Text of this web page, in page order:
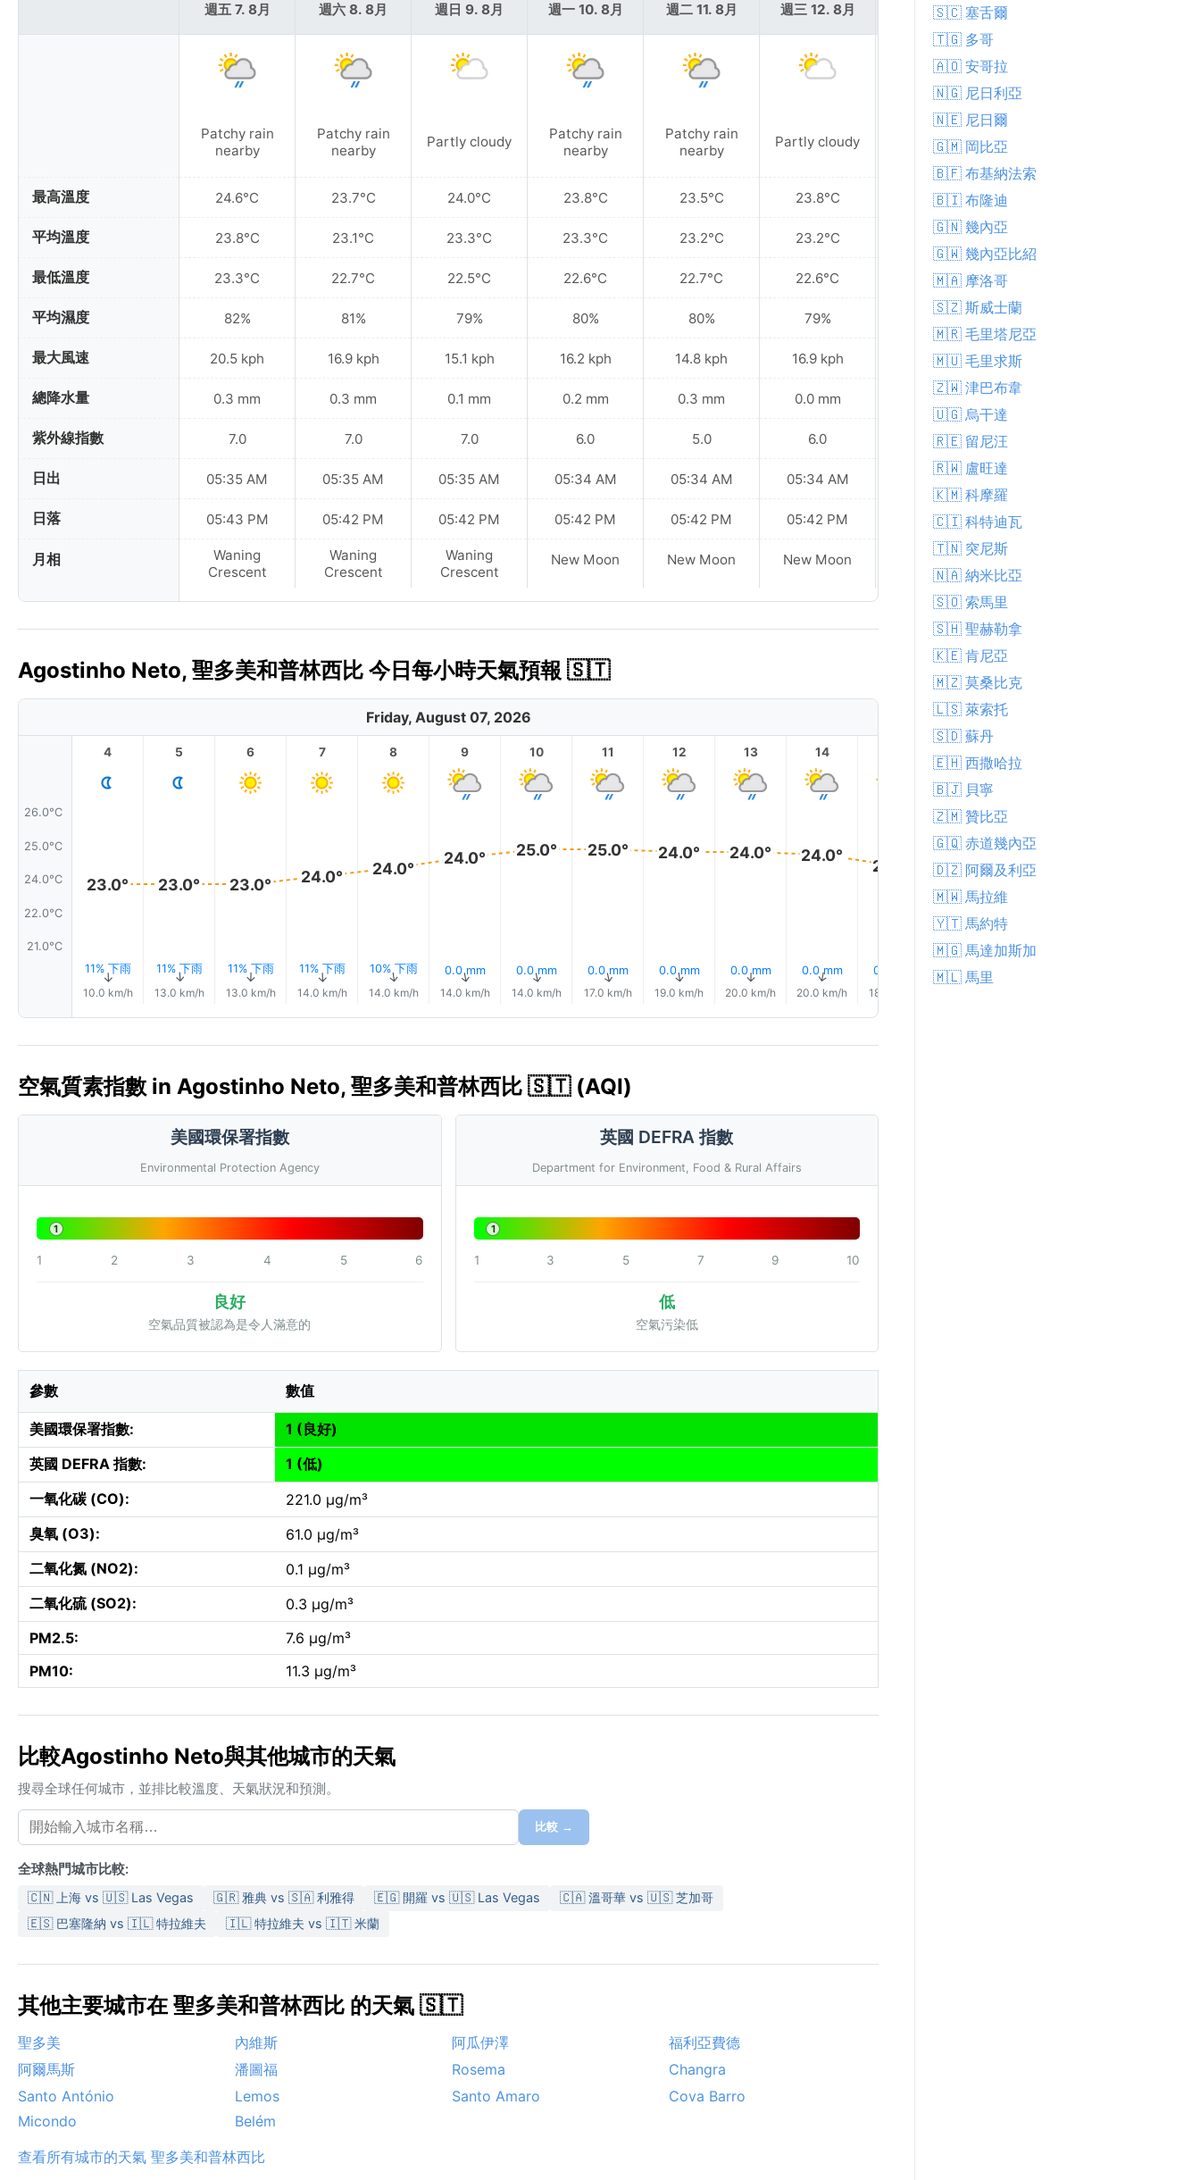
最高溫度
平均溫度
最低溫度
平均濕度
最大風速
總降水量
紫外線指數
日出
日落
月相
週五 7. 8月
Patchy rain
nearby
24.6°C
23.8°C
23.3°C
82%
20.5 kph
0.3 mm
7.0
05:35 AM
05:43 PM
Waning
Crescent
週六 8. 8月
Patchy rain
nearby
23.7°C
23.1°C
22.7°C
81%
16.9 kph
0.3 mm
7.0
05:35 AM
05:42 PM
Waning
Crescent
週日 9. 8月
Partly cloudy
24.0°C
23.3°C
22.5°C
79%
15.1 kph
0.1 mm
7.0
05:35 AM
05:42 PM
Waning
Crescent
週一 10. 8月
Patchy rain
nearby
23.8°C
23.3°C
22.6°C
80%
16.2 kph
0.2 mm
6.0
05:34 AM
05:42 PM
New Moon
週二 11. 8月
Patchy rain
nearby
23.5°C
23.2°C
22.7°C
80%
14.8 kph
0.3 mm
5.0
05:34 AM
05:42 PM
New Moon
週三 12. 8月
Partly cloudy
23.8°C
23.2°C
22.6°C
79%
16.9 kph
0.0 mm
6.0
05:34 AM
05:42 PM
New Moon
週四 13. 8月
Partly cloudy
23.8°C
23.2°C
22.6°C
77%
17.6 kph
0.1 mm
6.0
05:34 AM
05:42 PM
New Moon
Agostinho Neto, 聖多美和普林西比 今日每小時天氣預報 🇸🇹
Friday, August 07, 2026
26.0°C
25.0°C
24.0°C
22.0°C
21.0°C
4
23.0°
11% 下雨
↑
10.0 km/h
5
23.0°
11% 下雨
↑
13.0 km/h
6
23.0°
11% 下雨
↑
13.0 km/h
7
24.0°
11% 下雨
↑
14.0 km/h
8
24.0°
10% 下雨
↑
14.0 km/h
9
24.0°
0.0 mm
↑
14.0 km/h
10
25.0°
0.0 mm
↑
14.0 km/h
11
25.0°
0.0 mm
↑
17.0 km/h
12
24.0°
0.0 mm
↑
19.0 km/h
13
24.0°
0.0 mm
↑
20.0 km/h
14
24.0°
0.0 mm
↑
20.0 km/h
24.0°
0.0 mm
18.0 km/h
16
24.0°
0.0 mm
↑
24.0°
空氣質素指數 in Agostinho Neto, 聖多美和普林西比 🇸🇹 (AQI)
美國環保署指數
Environmental Protection Agency
1
1 2 3 4 5 6
良好
空氣品質被認為是令人滿意的
英國 DEFRA 指數
Department for Environment, Food & Rural Affairs
1
1 3 5 7 9 10
低
空氣污染低
參數 數值
美國環保署指數:
1 (良好)
英國 DEFRA 指數:
1 (低)
一氧化碳 (CO):
221.0 µg/m³
臭氧 (O3):
61.0 µg/m³
二氧化氮 (NO2):
0.1 µg/m³
二氧化硫 (SO2):
0.3 µg/m³
PM2.5:
7.6 µg/m³
PM10:
11.3 µg/m³
比較Agostinho Neto與其他城市的天氣
搜尋全球任何城市，並排比較溫度、天氣狀況和預測。
比較 →
全球熱門城市比較:
🇨🇳 上海 vs 🇺🇸 Las Vegas 🇬🇷 雅典 vs 🇸🇦 利雅得 🇪🇬 開羅 vs 🇺🇸 Las Vegas
🇨🇦 溫哥華 vs 🇺🇸 芝加哥
🇪🇸 巴塞隆納 vs 🇮🇱 特拉維夫
🇮🇱 特拉維夫 vs 🇮🇹 米蘭
其他主要城市在 聖多美和普林西比 的天氣 🇸🇹
聖多美 內維斯 阿瓜伊澤
福利亞費德
阿爾馬斯
潘圖福 Rosema
Changra
Santo António
Lemos Santo Amaro
Cova Barro
Micondo
Belém
查看所有城市的天氣 聖多美和普林西比
🇸🇨 塞舌爾
🇹🇬 多哥
🇦🇴 安哥拉
🇳🇬 尼日利亞
🇳🇪 尼日爾
🇬🇲 岡比亞
🇧🇫 布基納法索
🇧🇮 布隆迪
🇬🇳 幾內亞
🇬🇼 幾內亞比紹
🇲🇦 摩洛哥
🇸🇿 斯威士蘭
🇲🇷 毛里塔尼亞
🇲🇺 毛里求斯
🇿🇼 津巴布韋
🇺🇬 烏干達
🇷🇪 留尼汪
🇷🇼 盧旺達
🇰🇲 科摩羅
🇨🇮 科特迪瓦
🇹🇳 突尼斯
🇳🇦 納米比亞
🇸🇴 索馬里
🇸🇭 聖赫勒拿
🇰🇪 肯尼亞
🇲🇿 莫桑比克
🇱🇸 萊索托
🇸🇩 蘇丹
🇪🇭 西撒哈拉
🇧🇯 貝寧
🇿🇲 贊比亞
🇬🇶 赤道幾內亞
🇩🇿 阿爾及利亞
🇲🇼 馬拉維
🇾🇹 馬約特
🇲🇬 馬達加斯加
🇲🇱 馬里